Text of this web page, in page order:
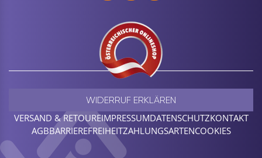
VERSAND & RETOUREIMPRESSUMDATENSCHUTZKONTAKT
AGBBARRIEREFREIHEITZAHLUNGSARTENCOOKIES
WIDERRUF ERKLÄREN